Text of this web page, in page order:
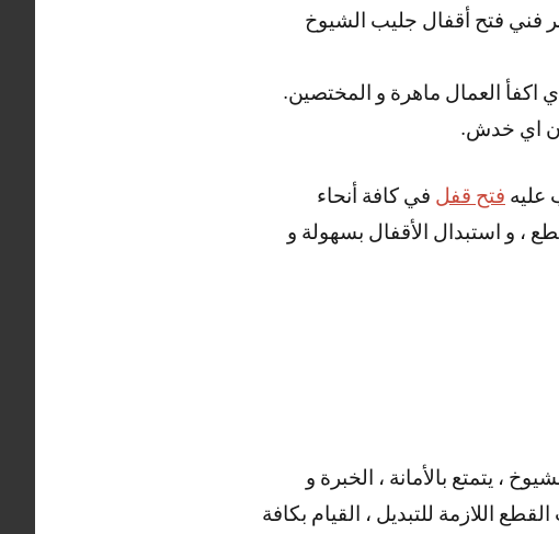
فني فتح أقفال جليب الشيوخ
اكفأ العمال ماهرة و المختصين.
اي خدش.
عليه فتح قفل في كافة أنحاء
، و استبدال الأقفال بسهولة و
، يتمتع بالأمانة ، الخبرة و
اللازمة للتبديل ، القيام بكافة